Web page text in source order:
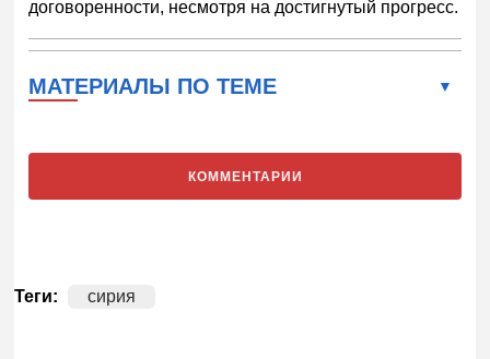
договоренности, несмотря на достигнутый прогресс.
МАТЕРИАЛЫ ПО ТЕМЕ
КОММЕНТАРИИ
Теги: сирия